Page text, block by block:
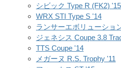
シビック Type R (FK2) '15
WRX STI Type S '14
ランサーエボリューショ
ジェネシス Coupe 3.8
TTS Coupe '14
メガーヌ R.S. Trophy '11